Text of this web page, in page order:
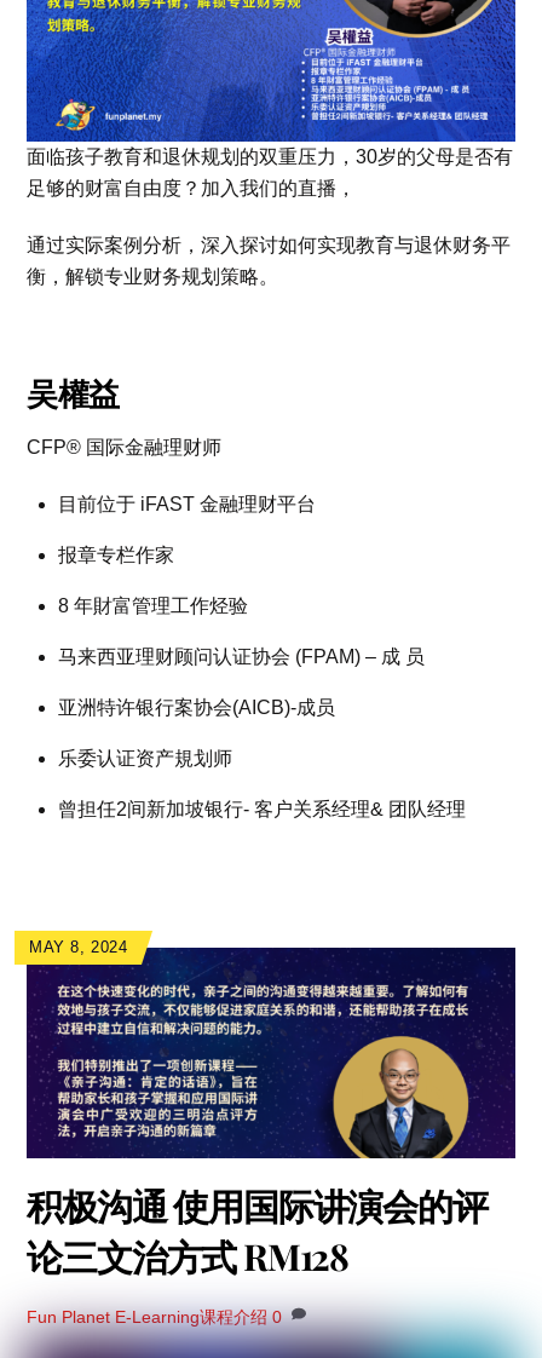
面临孩子教育和退休规划的双重压力，30岁的父母是否有
足够的财富自由度？加入我们的直播，
通过实际案例分析，深入探讨如何实现教育与退休财务平
衡，解锁专业财务规划策略。
吴權益
CFP® 国际金融理财师
目前位于 iFAST 金融理财平台
报章专栏作家
8 年財富管理工作烃验
马来西亚理财顾问认证协会 (FPAM) – 成 员
亚洲特许银行案协会(AICB)-成员
乐委认证资产規划师
曾担任2间新加坡银行- 客户关系经理& 团队经理
MAY 8, 2024
积极沟通 使用国际讲演会的评
论三文治方式 RM128
Fun Planet E-Learning课程介绍 0